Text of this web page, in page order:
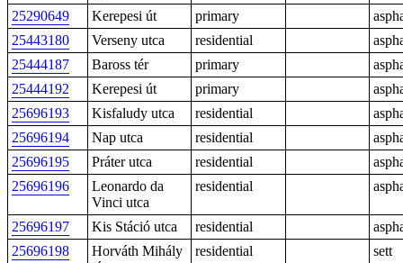
25290649 Kerepesi út primary
25443180
Verseny utca residential
25444187
Baross tér primary
25444192
Kerepesi út primary
25696193
Kisfaludy utca residential
25696194
Nap utca residential
25696195
Práter utca residential
25696196
Leonardo da
Vinci utca
residential
25696197 Kis Stáció utca residential
25696198
Horváth Mihály
residential sett